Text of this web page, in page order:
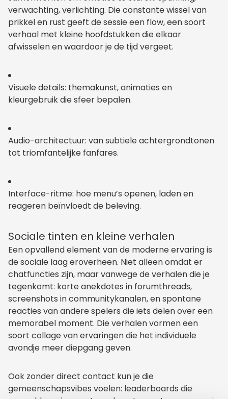
verwachting, verlichting. Die constante wissel van
prikkel en rust geeft de sessie een flow, een soort
verhaal met kleine hoofdstukken die elkaar
afwisselen en waardoor je de tijd vergeet.
Visuele details: themakunst, animaties en
kleurgebruik die sfeer bepalen.
Audio-architectuur: van subtiele achtergrondtonen
tot triomfantelijke fanfares.
Interface-ritme: hoe menu’s openen, laden en
reageren beïnvloedt de beleving.
Sociale tinten en kleine verhalen
Een opvallend element van de moderne ervaring is
de sociale laag eroverheen. Niet alleen omdat er
chatfuncties zijn, maar vanwege de verhalen die je
tegenkomt: korte anekdotes in forumthreads,
screenshots in communitykanalen, en spontane
reacties van andere spelers die iets delen over een
memorabel moment. Die verhalen vormen een
soort collage van ervaringen die het individuele
avondje meer diepgang geven.
Ook zonder direct contact kun je die
gemeenschapsvibes voelen: leaderboards die